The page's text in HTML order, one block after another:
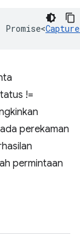
Promise<
!=
perekaman
permintaan